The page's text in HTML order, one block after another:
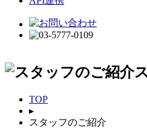
TOP
▸
スタッフのご紹介